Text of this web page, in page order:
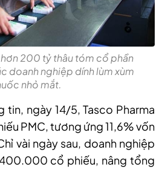
hơn 200 tỷ thâu tóm cổ phần
doanh nghiệp dính lùm xùm
nhỏ mắt.
ngày 14/5, Tasco Pharma
PMC, tương ứng 11,6% vốn
vài ngày sau, doanh nghiệp
cổ phiếu, nâng tổng